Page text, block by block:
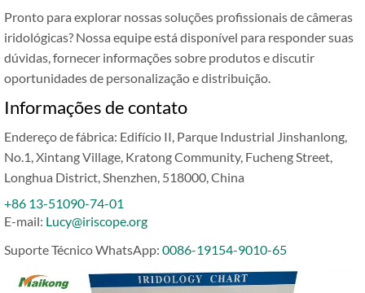
Pronto para explorar nossas soluções profissionais de câmeras
iridológicas? Nossa equipe está disponível para responder suas
dúvidas, fornecer informações sobre produtos e discutir
oportunidades de personalização e distribuição.
Informações de contato
Endereço de fábrica: Edifício II, Parque Industrial Jinshanlong,
No.1, Xintang Village, Kratong Community, Fucheng Street,
Longhua District, Shenzhen, 518000, China
+86 13-51090-74-01
E-mail: Lucy@iriscope.org
Suporte Técnico WhatsApp: 0086-19154-9010-65